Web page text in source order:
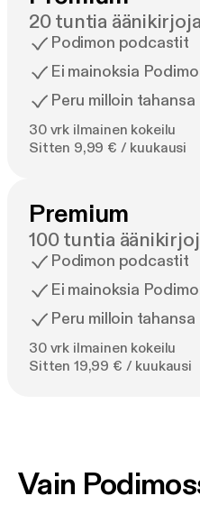
20 tuntia äänikirjoja
Podimon podcastit
Ei mainoksia
Peru milloin tahansa
30 vrk ilmainen kokeilu
Sitten 9,99 € / kuukausi
Premium
100 tuntia
Podimon podcastit
Ei mainoksia
Peru milloin tahansa
30 vrk ilmainen kokeilu
Sitten 19,99 € / kuukausi
Vain